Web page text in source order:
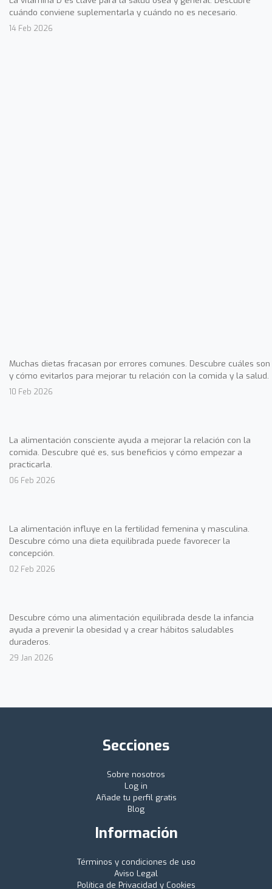
cuándo conviene suplementarla y cuándo no es necesario.
14 Feb 2026
Muchas dietas fracasan por errores comunes. Descubre cuáles son
y cómo evitarlos para mejorar tu relación con la comida y la salud.
10 Feb 2026
La alimentación consciente ayuda a mejorar la relación con la
comida. Descubre qué es, sus beneficios y cómo empezar a
practicarla.
06 Feb 2026
La alimentación influye en la fertilidad femenina y masculina.
Descubre cómo una dieta equilibrada puede favorecer la
concepción.
02 Feb 2026
Descubre cómo una alimentación equilibrada desde la infancia
ayuda a prevenir la obesidad y a crear hábitos saludables
duraderos.
29 Jan 2026
Secciones
Sobre nosotros
Log in
Añade tu perfil gratis
Blog
Información
Términos y condiciones de uso
Aviso Legal
Política de Privacidad y Cookies